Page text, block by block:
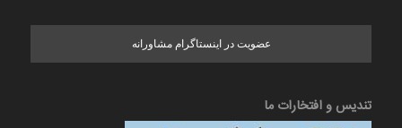
عضویت در اینستاگرام مشاورانه
تندیس و افتخارات ما